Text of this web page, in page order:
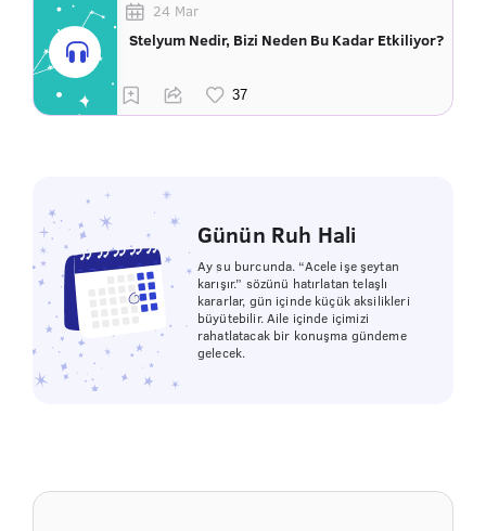
24 Mar
Stelyum Nedir, Bizi Neden Bu Kadar Etkiliyor?
Günün Ruh Hali
Ay su burcunda. “Acele işe şeytan
karışır.” sözünü hatırlatan telaşlı
kararlar, gün içinde küçük aksilikleri
büyütebilir. Aile içinde içimizi
rahatlatacak bir konuşma gündeme
gelecek.